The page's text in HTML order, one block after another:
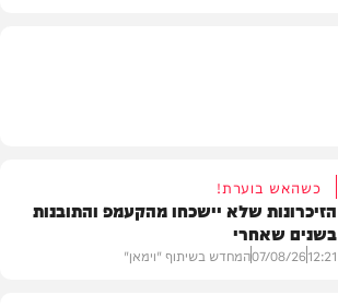
כשהאש בוערת!
הזיכרונות שלא יישכחו מהקעמפ והתובנות
בשנים שאחרי
12:21
07/08/26המחדש בשיתוף "וימאן"